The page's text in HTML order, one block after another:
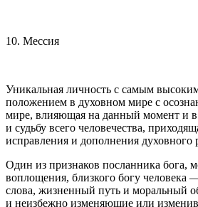
10. Мессия
Уникальная личность с самым
положением в духовном мире с
мире, влияющая на данный момент и
и судьбу всего человечества,
исправления и дополнения духовного
Один из признаков посланника бога,
воплощения, близкого богу человека
слова, жизненный путь и моральный
и неизбежно изменяющие или